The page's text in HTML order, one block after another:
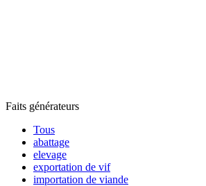
Faits générateurs
Tous
abattage
elevage
exportation de vif
importation de viande